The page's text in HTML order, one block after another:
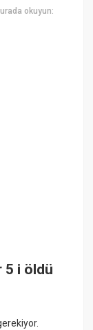
okuyun:
5 i öldü